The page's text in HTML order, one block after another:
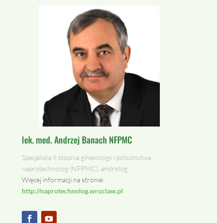
lek. med. Andrzej Banach NFPMC
Specjalista II stopnia ginekologii i położnictwa,
naprotechnolog (NFPMC), androlog
Więcej informacji na stronie:
http://naprotechnolog.wroclaw.pl